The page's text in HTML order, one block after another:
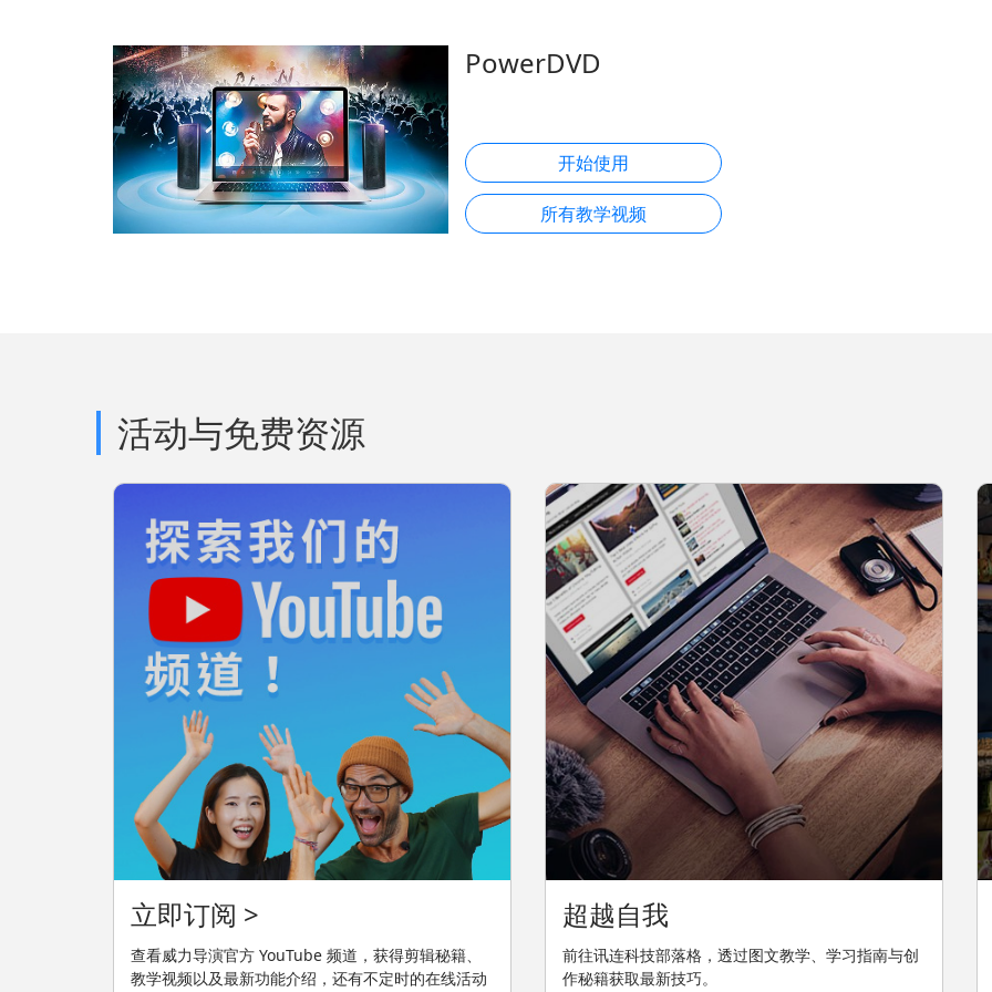
PowerDVD
开始使用
所有教学视频
活动与免费资源
立即订阅 >
查看威力导演官方 YouTube 频道，获得剪辑秘籍、
教学视频以及最新功能介绍，还有不定时的在线活动
超越自我
前往讯连科技部落格，透过图文教学、学习指南与创
作秘籍获取最新技巧。